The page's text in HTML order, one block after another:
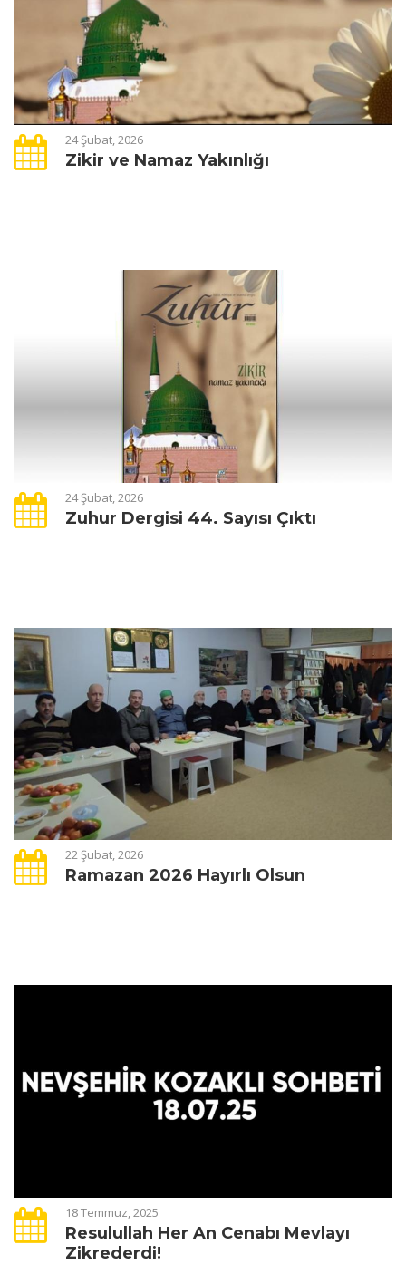
24 Şubat, 2026
Zikir ve Namaz Yakınlığı
24 Şubat, 2026
Zuhur Dergisi 44. Sayısı Çıktı
22 Şubat, 2026
Ramazan 2026 Hayırlı Olsun
18 Temmuz, 2025
Resulullah Her An Cenabı Mevlayı
Zikrederdi!